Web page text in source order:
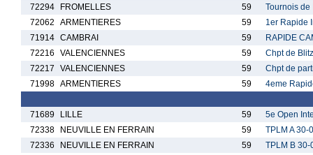
72294
FROMELLES 59
Tournois de
72062
ARMENTIERES 59
1er Rapide
71914 CAMBRAI 59
RAPIDE
72216
VALENCIENNES 59
Chpt de
72217
VALENCIENNES 59
Chpt de
71998 ARMENTIERES 59 4eme
71689 LILLE 59
5e Open
72338
NEUVILLE EN FERRAIN 59
TPLM A
72336
NEUVILLE EN FERRAIN 59
TPLM B